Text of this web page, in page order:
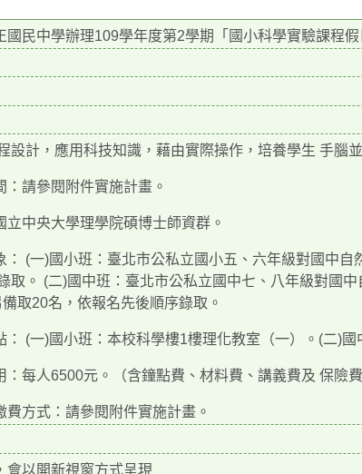
國民中學辦理109學年度第2學期「國小科學實驗課程
設計，應用科技知識，藉由實際操作，培養學生 手腦
：請參閱附件實施計畫。
立中央大學理學院碩博士師資群。
： (一)國小班：臺北市公私立國小五、六年級對國中
取。 (二)國中班：臺北市公私立國中七、八年級對國
取20名，依報名先後順序錄取。
： (一)國小班：本校科學樓1樓理化教室（一）。(二)
：每人6500元。（含鐘點費、材料費、講義費及 保險
費方式：請參閱附件實施計畫。
會以開新視窗方式呈現